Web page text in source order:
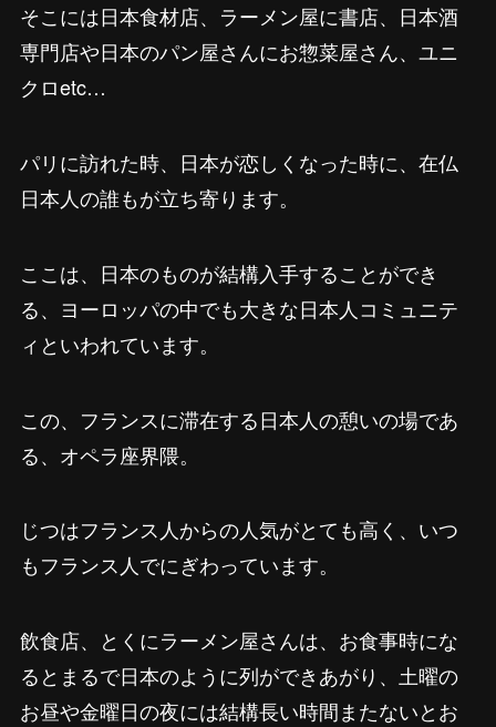
そこには日本食材店、ラーメン屋に書店、日本酒
専門店や日本のパン屋さんにお惣菜屋さん、ユニ
クロetc…
パリに訪れた時、日本が恋しくなった時に、在仏
日本人の誰もが立ち寄ります。
ここは、日本のものが結構入手することができ
る、ヨーロッパの中でも大きな日本人コミュニテ
ィといわれています。
この、フランスに滞在する日本人の憩いの場であ
る、オペラ座界隈。
じつはフランス人からの人気がとても高く、いつ
もフランス人でにぎわっています。
飲食店、とくにラーメン屋さんは、お食事時にな
るとまるで日本のように列ができあがり、土曜の
お昼や金曜日の夜には結構長い時間またないとお